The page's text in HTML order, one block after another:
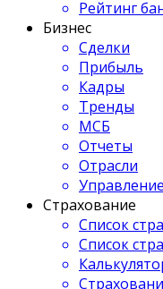
Рейтинг
Бизнес
Сделки
Прибыль
Кадры
Тренды
МСБ
Отчеты
Отрасли
Управление
Страхование
Список
Список